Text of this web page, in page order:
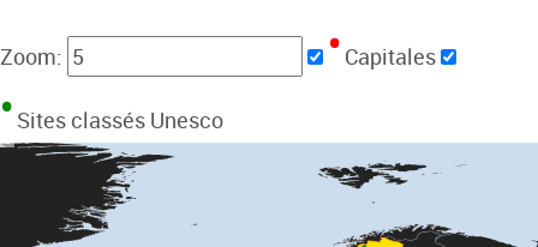
Zoom: Capitales
Sites classés Unesco